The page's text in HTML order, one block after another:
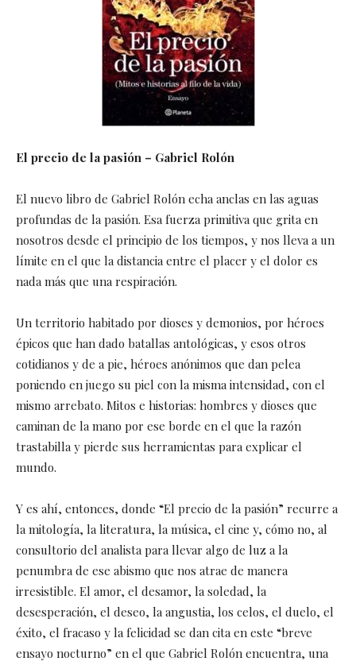
El precio de la pasión – Gabriel Rolón
El nuevo libro de Gabriel Rolón echa anclas en las aguas
profundas de la pasión. Esa fuerza primitiva que grita en
nosotros desde el principio de los tiempos, y nos lleva a un
límite en el que la distancia entre el placer y el dolor es
nada más que una respiración.
Un territorio habitado por dioses y demonios, por héroes
épicos que han dado batallas antológicas, y esos otros
cotidianos y de a pie, héroes anónimos que dan pelea
poniendo en juego su piel con la misma intensidad, con el
mismo arrebato. Mitos e historias: hombres y dioses que
caminan de la mano por ese borde en el que la razón
trastabilla y pierde sus herramientas para explicar el
mundo.
Y es ahí, entonces, donde “El precio de la pasión” recurre a
la mitología, la literatura, la música, el cine y, cómo no, al
consultorio del analista para llevar algo de luz a la
penumbra de ese abismo que nos atrae de manera
irresistible. El amor, el desamor, la soledad, la
desesperación, el deseo, la angustia, los celos, el duelo, el
éxito, el fracaso y la felicidad se dan cita en este “breve
ensayo nocturno” en el que Gabriel Rolón encuentra, una